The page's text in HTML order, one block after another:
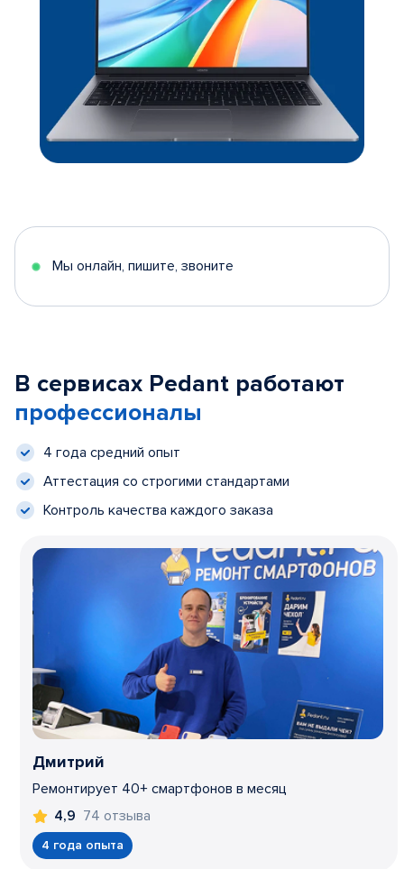
Мы онлайн, пишите, звоните
В сервисах Pedant работают
профессионалы
4 года средний опыт
Аттестация со строгими стандартами
Контроль качества каждого заказа
Дмитрий
Ремонтирует 40+ смартфонов в месяц
4,9 74 отзыва
4 года опыта